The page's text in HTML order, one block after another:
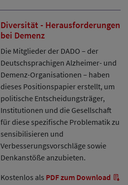
Diversität - Herausforderungen
bei Demenz
Die Mitglieder der DADO – der
Deutschsprachigen Alzheimer- und
Demenz-Organisationen – haben
dieses Positionspapier erstellt, um
politische Entscheidungsträger,
Institutionen und die Gesellschaft
für diese spezifische Problematik zu
sensibilisieren und
Verbesserungsvorschläge sowie
Denkanstöße anzubieten.
Kostenlos als PDF zum Download